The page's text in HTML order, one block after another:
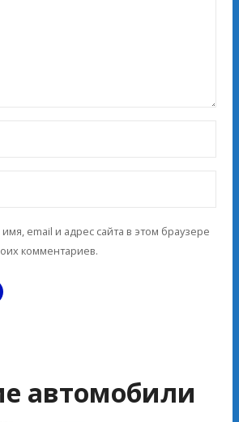
email и адрес сайта в этом браузере
комментариев.
автомобили